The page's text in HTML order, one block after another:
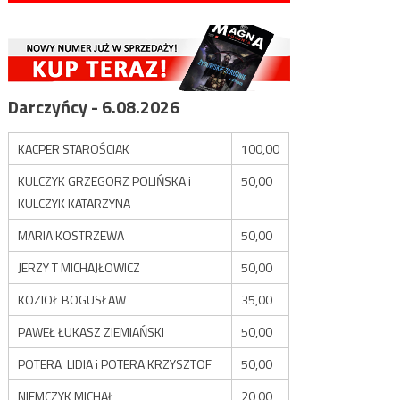
Darczyńcy - 6.08.2026
KACPER STAROŚCIAK
100,00
KULCZYK GRZEGORZ POLIŃSKA i
KULCZYK KATARZYNA
50,00
MARIA KOSTRZEWA
50,00
JERZY T MICHAJŁOWICZ
50,00
KOZIOŁ BOGUSŁAW
35,00
PAWEŁ ŁUKASZ ZIEMIAŃSKI
50,00
POTERA LIDIA i POTERA KRZYSZTOF
50,00
NIEMCZYK MICHAŁ
20,00